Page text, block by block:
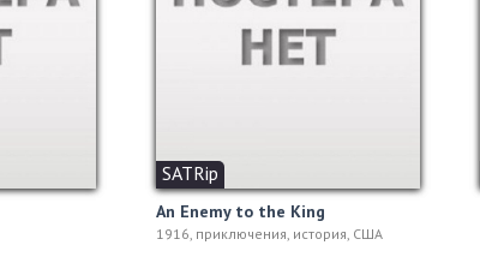
SATRip
An Enemy to the King
1916, приключения, история, США